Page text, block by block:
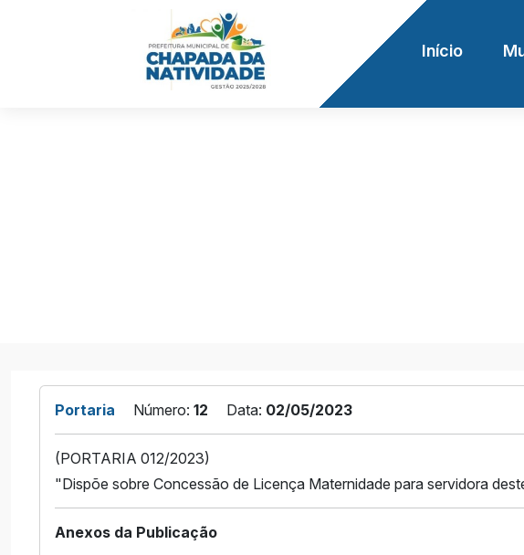
Início
Portaria Número: 12 Data: 02/05/2023
(PORTARIA 012/2023)
"Dispõe sobre Concessão de Licença Maternidade para servidora
Anexos da Publicação